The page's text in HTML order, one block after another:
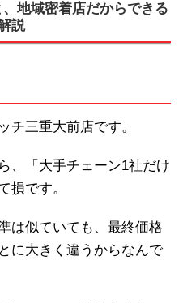
地域密着店だからできる
説
チ三重大前店です。
、「大手チェーン1社だけ
損です。
は似ていても、最終価格
に大きく違うからなんで